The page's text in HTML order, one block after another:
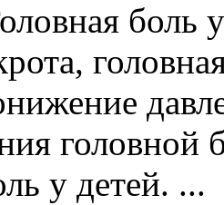
головной
у детей. ...